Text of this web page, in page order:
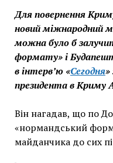
Для повернення
новий міжнародний
можна було б
формату» і
в інтерв’ю «Сегодня»
президента в Криму
Він нагадав, що по
«нормандський
майданчика до сих